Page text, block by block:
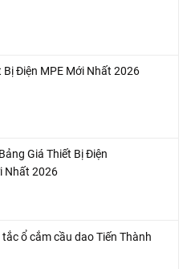
Bị Điện MPE Mới Nhất 2026
Giá Thiết Bị Điện
Nhất 2026
ổ cắm cầu dao Tiến Thành